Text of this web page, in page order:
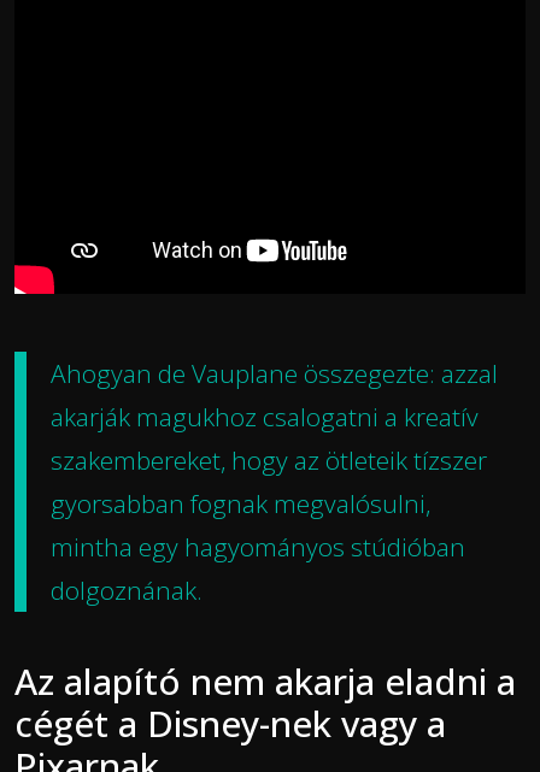
Ahogyan de Vauplane összegezte: azzal
akarják magukhoz csalogatni a kreatív
szakembereket, hogy az ötleteik tízszer
gyorsabban fognak megvalósulni,
mintha egy hagyományos stúdióban
dolgoznának.
Az alapító nem akarja eladni a
cégét a Disney-nek vagy a